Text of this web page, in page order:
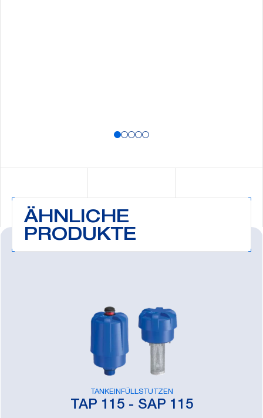
ÄHNLICHE
PRODUKTE
TANKEINFÜLLSTUTZEN
TAP 115 - SAP 115